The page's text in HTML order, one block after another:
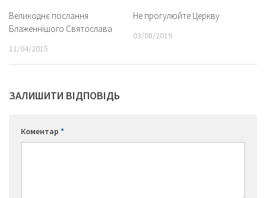
Великоднє послання
Блаженнішого Cвятослава
11/04/2015
Не прогулюйте Церкву
03/08/2019
ЗАЛИШИТИ ВІДПОВІДЬ
Коментар *